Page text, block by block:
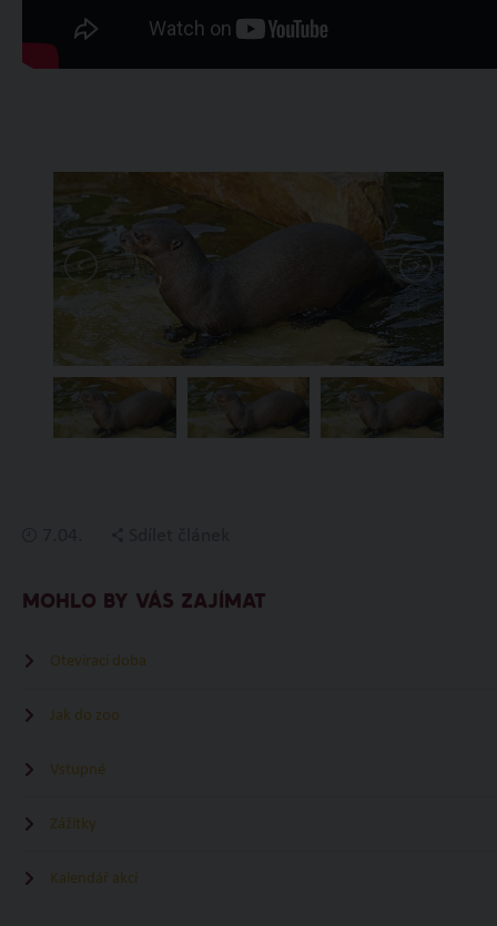
MOHLO BY VÁS ZAJÍMAT
Otevírací doba
Jak do zoo
Vstupné
Zážitky
Kalendář akcí